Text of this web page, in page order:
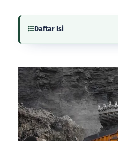
Daftar Isi